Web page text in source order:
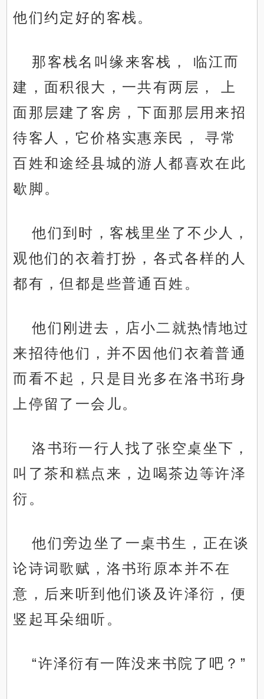
他们约定好的客栈。
那客栈名叫缘来客栈， 临江而
建，面积很大，一共有两层， 上
面那层建了客房，下面那层用来招
待客人，它价格实惠亲民， 寻常
百姓和途经县城的游人都喜欢在此
歇脚。
他们到时，客栈里坐了不少人，
观他们的衣着打扮，各式各样的人
都有，但都是些普通百姓。
他们刚进去，店小二就热情地过
来招待他们，并不因他们衣着普通
而看不起，只是目光多在洛书珩身
上停留了一会儿。
洛书珩一行人找了张空桌坐下，
叫了茶和糕点来，边喝茶边等许泽
衍。
他们旁边坐了一桌书生，正在谈
论诗词歌赋，洛书珩原本并不在
意，后来听到他们谈及许泽衍，便
竖起耳朵细听。
“许泽衍有一阵没来书院了吧？”